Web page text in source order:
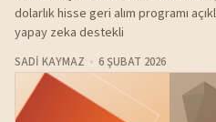
dolarlık hisse geri alım programı
yapay zeka destekli
SADI KAYMAZ 6 ŞUBAT 2026